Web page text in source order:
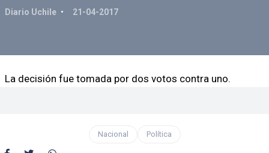
Diario Uchile 21-04-2017
La decisión fue tomada por dos votos contra uno.
Nacional Política